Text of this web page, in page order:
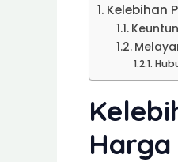
Kelebihan
Harga